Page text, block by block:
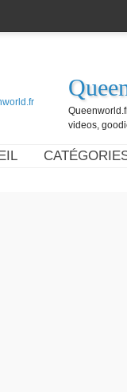
videos,